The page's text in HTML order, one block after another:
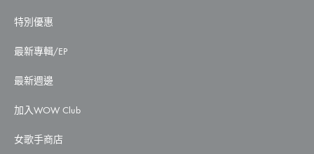
特別優惠
最新專輯/EP
最新週邊
加入WOW Club
女歌手商店